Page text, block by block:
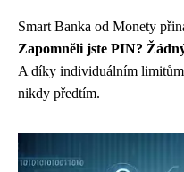
Smart Banka od Monety
Zapomněli jste PIN?
A díky individuálním
nikdy předtím.